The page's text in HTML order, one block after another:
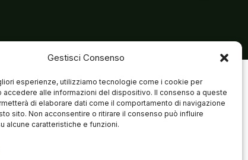
Gestisci Consenso
esperienze, utilizziamo tecnologie come i cookie per
accedere alle informazioni del dispositivo. Il consenso a queste
di elaborare dati come il comportamento di navigazione
sito. Non acconsentire o ritirare il consenso può influire
alcune caratteristiche e funzioni.